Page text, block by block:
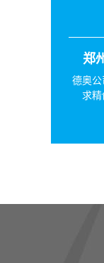
郑
德奥
求